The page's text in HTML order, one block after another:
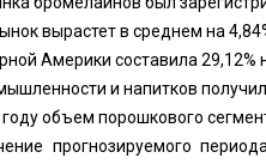
вырастет в среднем на
Америки составила
и напитков
объем порошкового
прогнозируемого